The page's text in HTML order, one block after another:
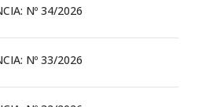
Nº 34/2026
Nº 33/2026